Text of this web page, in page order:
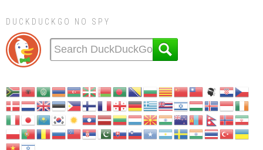
DUCKDUCKGO NO SPY